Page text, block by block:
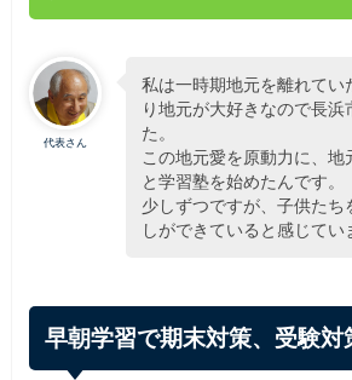
代表さん
私は一時期地元を離れてい
り地元が大好きなので長浜
た。
この地元愛を原動力に、地
と学習塾を始めたんです。
少しずつですが、子供たち
しができていると感じてい
早朝学習で期末対策、受験対